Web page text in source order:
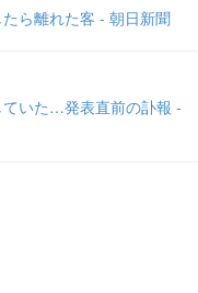
ら離れた客 - 朝日新聞
いた…発表直前の訃報 -